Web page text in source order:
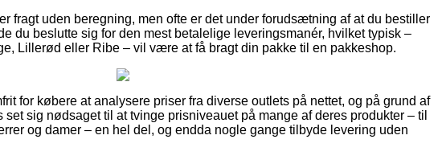
fragt uden beregning, men ofte er det under forudsætning af at du bestiller
du beslutte sig for den mest betalelige leveringsmanér, hvilket typisk –
Lillerød eller Ribe – vil være at få bragt din pakke til en pakkeshop.
for købere at analysere priser fra diverse outlets på nettet, og på grund af
sig nødsaget til at tvinge prisniveauet på mange af deres produkter – til
og damer – en hel del, og endda nogle gange tilbyde levering uden